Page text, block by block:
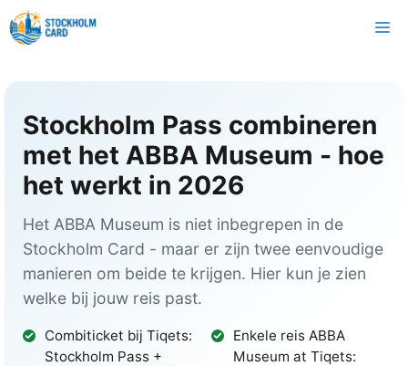
Overslaan
naar
Stockholm Pass combineren
met het ABBA Museum - hoe
het werkt in 2026
Het ABBA Museum is niet inbegrepen in de
Stockholm Card - maar er zijn twee eenvoudige
manieren om beide te krijgen. Hier kun je zien
welke bij jouw reis past.
Combiticket bij Tiqets:
Stockholm Pass +
Enkele reis ABBA
Museum at Tiqets: